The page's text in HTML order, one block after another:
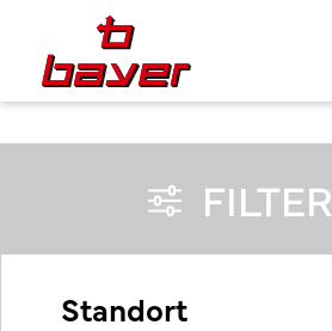
FILTER
Standort